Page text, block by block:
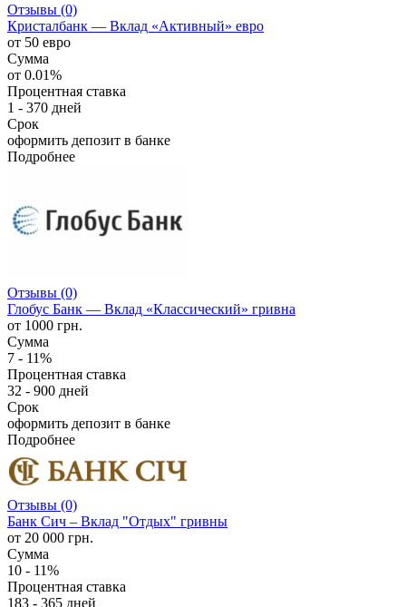
Отзывы (0)
Кристалбанк — Вклад «Активный» евро
от 50 евро
Сумма
от 0.01%
Процентная ставка
1 - 370 дней
Срок
оформить депозит в банке
Подробнее
Отзывы (0)
Глобус Банк — Вклад «Классический» гривна
от 1000 грн.
Сумма
7 - 11%
Процентная ставка
32 - 900 дней
Срок
оформить депозит в банке
Подробнее
Отзывы (0)
Банк Сич – Вклад "Отдых" гривны
от 20 000 грн.
Сумма
10 - 11%
Процентная ставка
183 - 365 дней